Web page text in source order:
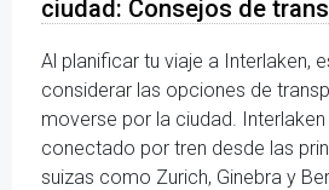
ciudad: Consejos de
Al planificar tu viaje a Interlaken,
considerar las opciones de
moverse por la ciudad.
conectado por tren desde las
suizas como Zurich, Ginebra y